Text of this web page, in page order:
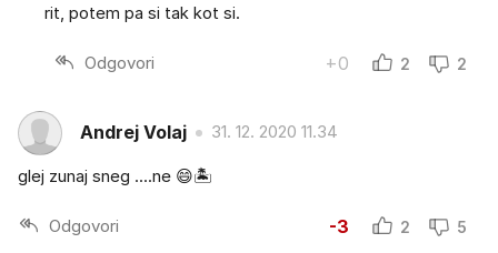
rit, potem pa si tak kot si.
Odgovori +0 2 2
Andrej Volaj 31. 12. 2020 11.34
glej zunaj sneg ....ne 😄🏝
Odgovori -3 2 5